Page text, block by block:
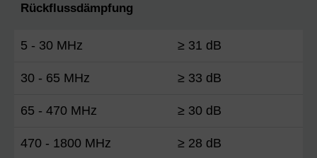
Rückflussdämpfung
5 - 30 MHz ≥ 31 dB
30 - 65 MHz ≥ 33 dB
65 - 470 MHz ≥ 30 dB
470 - 1800 MHz ≥ 28 dB